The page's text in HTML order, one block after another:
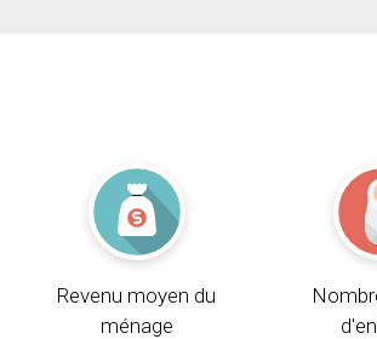
Revenu moyen du
ménage